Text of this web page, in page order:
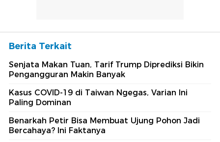
Berita Terkait
Senjata Makan Tuan, Tarif Trump Diprediksi Bikin
Pengangguran Makin Banyak
Kasus COVID-19 di Taiwan Ngegas, Varian Ini
Paling Dominan
Benarkah Petir Bisa Membuat Ujung Pohon Jadi
Bercahaya? Ini Faktanya